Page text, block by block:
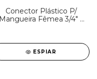
Conector Plástico P/
Mangueira Fêmea 3/4" x
ESPIAR